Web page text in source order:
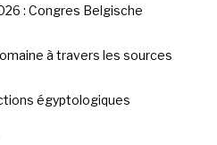
: Congres Belgische
à travers les sources
égyptologiques